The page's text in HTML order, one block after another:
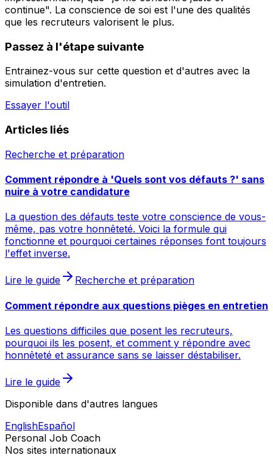
continue". La conscience de soi est l'une des qualités
que les recruteurs valorisent le plus.
Passez à l'étape suivante
Entrainez-vous sur cette question et d'autres avec la
simulation d'entretien.
Essayer l'outil
Articles liés
Recherche et préparation
Comment répondre à 'Quels sont vos défauts ?' sans
nuire à votre candidature
La question des défauts teste votre conscience de vous-
même, pas votre honnêteté. Voici la formule qui
fonctionne et pourquoi certaines réponses font toujours
l'effet inverse.
Lire le guide Recherche et préparation
Comment répondre aux questions pièges en entretien
Les questions difficiles que posent les recruteurs,
pourquoi ils les posent, et comment y répondre avec
honnêteté et assurance sans se laisser déstabiliser.
Lire le guide
Disponible dans d'autres langues
EnglishEspañol
Personal Job Coach
Nos sites internationaux